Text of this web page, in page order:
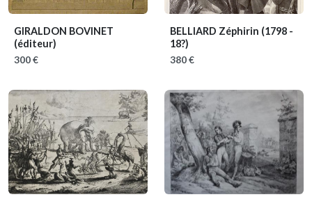
GIRALDON BOVINET
(éditeur)
300 €
BELLIARD Zéphirin (1798 -
18?)
380 €